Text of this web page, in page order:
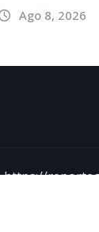
Ago 8, 2026